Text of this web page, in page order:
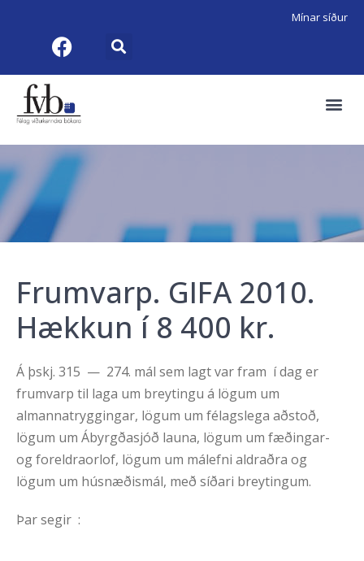
Mínar síður
Frumvarp. GIFA 2010.
Hækkun í 8 400 kr.
Á þskj. 315 — 274. mál sem lagt var fram í dag er
frumvarp til laga um breytingu á lögum um
almannatryggingar, lögum um félagslega aðstoð,
lögum um Ábyrgðasjóð launa, lögum um fæðingar-
og foreldraorlof, lögum um málefni aldraðra og
lögum um húsnæðismál, með síðari breytingum.
Þar segir :